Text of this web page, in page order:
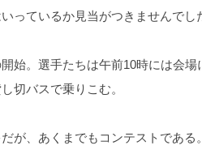
っているか見当がつきませんで
始。選手たちは午前10時には会
切バスで乗りこむ。
が、あくまでもコンテストである